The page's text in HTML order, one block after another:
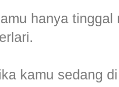
hanya
kamu sedang